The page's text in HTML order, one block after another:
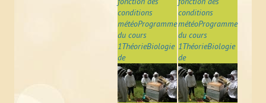
conditions
météoProgramme
du cours
1ThéorieBiologie
de
conditions
météoProgramme
du cours
1ThéorieBiologie
de